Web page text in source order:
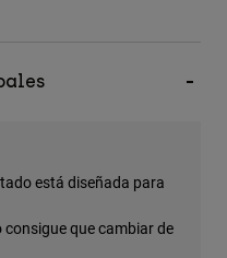
está diseñada para
que cambiar de